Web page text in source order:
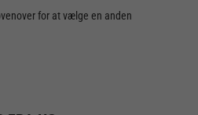
for at vælge en anden